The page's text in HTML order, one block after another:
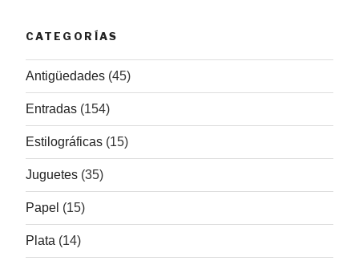
CATEGORÍAS
Antigüedades (45)
Entradas (154)
Estilográficas (15)
Juguetes (35)
Papel (15)
Plata (14)